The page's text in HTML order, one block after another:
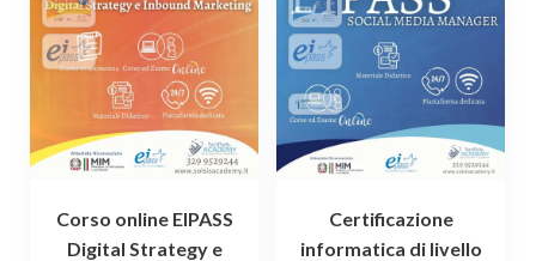
Corso online EIPASS
Digital Strategy e
Certificazione
informatica di livello